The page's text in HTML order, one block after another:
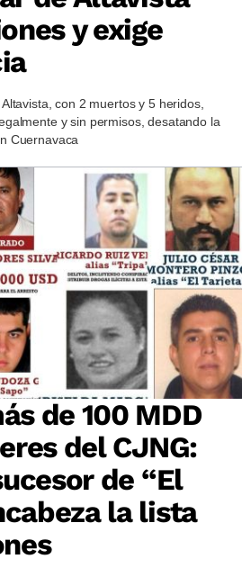
y exige
con 2 muertos y 5 heridos,
y sin permisos, desatando la
Cuernavaca
de 100 MDD
del CJNG:
de “El
la lista